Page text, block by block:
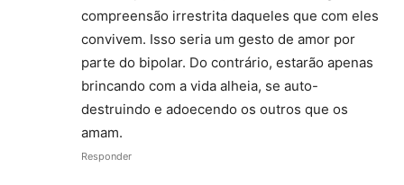
compreensão irrestrita daqueles que com eles
convivem. Isso seria um gesto de amor por
parte do bipolar. Do contrário, estarão apenas
brincando com a vida alheia, se auto-
destruindo e adoecendo os outros que os
amam.
Responder